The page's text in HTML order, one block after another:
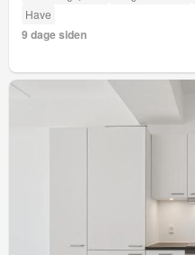
Have
9 dage siden